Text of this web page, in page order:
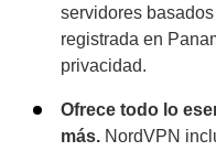
servidores
registrada en
privacidad.
Ofrece todo lo
más. NordVPN